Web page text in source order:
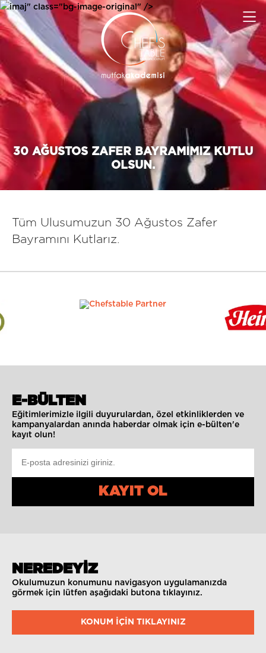
imaj" class="bg-image-original" />
30 AĞUSTOS ZAFER BAYRAMIMIZ KUTLU
OLSUN.
Tüm Ulusumuzun 30 Ağustos Zafer
Bayramını Kutlarız.
E-BÜLTEN
Eğitimlerimizle ilgili duyurulardan, özel etkinliklerden ve
kampanyalardan anında haberdar olmak için e-bülten'e
kayıt olun!
KAYIT OL
NEREDEYİZ
Okulumuzun konumunu navigasyon uygulamanızda
görmek için lütfen aşağıdaki butona tıklayınız.
KONUM IÇIN TIKLAYINIZ